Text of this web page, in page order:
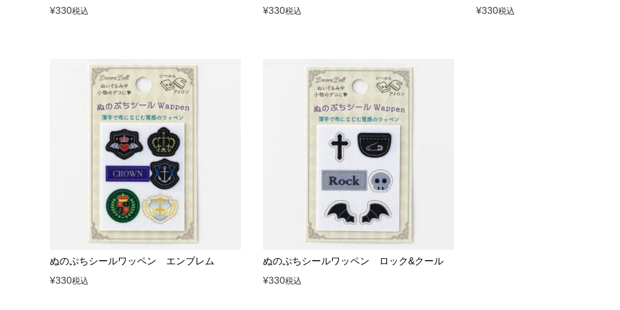
¥330税込
¥330税込
¥330税込
ぬのぷちシールワッペン エンブレム
¥330税込
ぬのぷちシールワッペン ロック&クール
¥330税込